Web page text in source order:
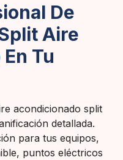
De
Aire
Tu
acondicionado split
detallada.
para tus equipos,
puntos eléctricos